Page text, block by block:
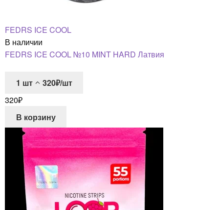
FEDRS ICE COOL
В наличии
FEDRS ICE COOL №10 MINT HARD Латвия
1 шт
320₽/шт
320₽
В корзину